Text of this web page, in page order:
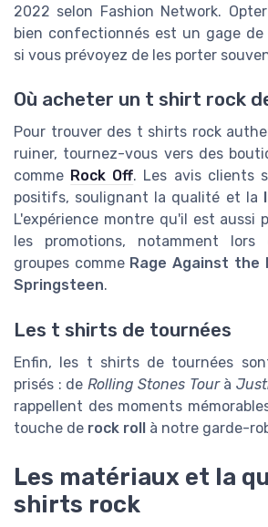
2022 selon Fashion Network.
bien confectionnés est un gage
si vous prévoyez de les porter
Où acheter un t shirt rock
Pour trouver des t shirts rock
ruiner, tournez-vous vers des
comme Rock Off. Les avis clients
positifs, soulignant la qualité et la
L'expérience montre qu'il est aussi
les promotions, notamment
groupes comme Rage Against the
Springsteen.
Les t shirts de tournées
Enfin, les t shirts de tournées
prisés : de Rolling Stones Tourà
rappellent des moments
touche de rock roll à notre garde-
Les matériaux et la
shirts rock